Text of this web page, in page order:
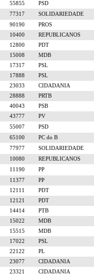
55855
PSD
77317
SOLIDARIEDADE
90190
PROS
10400
REPUBLICANOS
12800
PDT
15008
MDB
17317
PSL
17888
PSL
23033
CIDADANIA
28888
PRTB
40043
PSB
43777
PV
55007
PSD
65100
PC do B
77977
SOLIDARIEDADE
10080
REPUBLICANOS
11190
PP
11377
PP
12111
PDT
12121
PDT
14414
PTB
15022
MDB
15515
MDB
17022
PSL
22122
PL
23077
CIDADANIA
23321 CIDADANIA